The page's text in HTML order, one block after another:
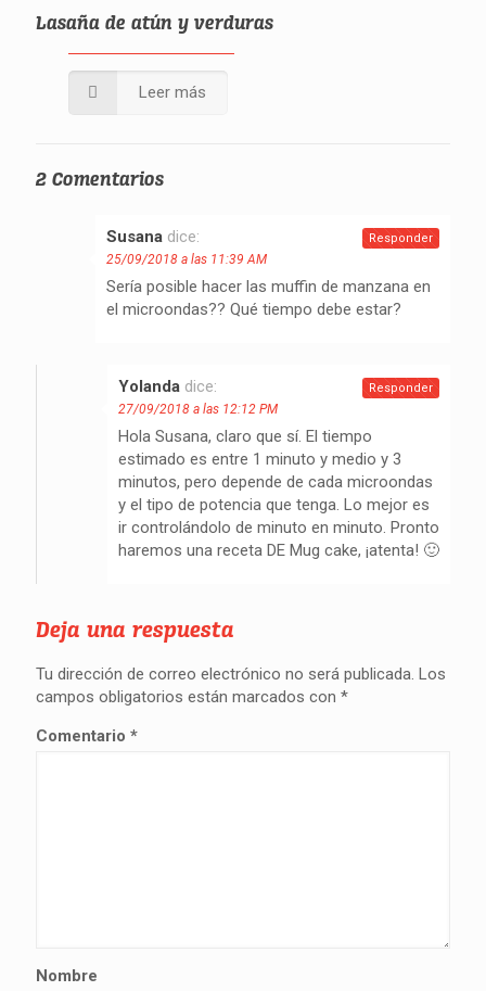
Lasaña de atún y verduras
Leer más
2 Comentarios
Susana dice:
25/09/2018 a las 11:39 AM
Sería posible hacer las muffin de manzana en
el microondas?? Qué tiempo debe estar?
Responder
Yolanda dice:
27/09/2018 a las 12:12 PM
Hola Susana, claro que sí. El tiempo
estimado es entre 1 minuto y medio y 3
minutos, pero depende de cada microondas
y el tipo de potencia que tenga. Lo mejor es
ir controlándolo de minuto en minuto. Pronto
haremos una receta DE Mug cake, ¡atenta! 🙂
Responder
Deja una respuesta
Tu dirección de correo electrónico no será publicada. Los
campos obligatorios están marcados con *
Comentario *
Nombre